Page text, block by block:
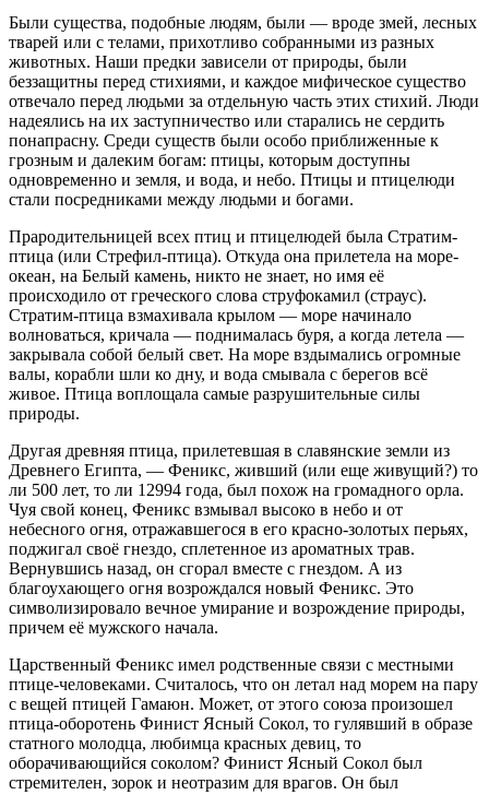
Были существа, подобные людям, были — вроде змей, лесных
тварей или с телами, прихотливо собранными из разных
животных. Наши предки зависели от природы, были
беззащитны перед стихиями, и каждое мифическое существо
отвечало перед людьми за отдельную часть этих стихий. Люди
надеялись на их заступничество или старались не сердить
понапрасну. Среди существ были особо приближенные к
грозным и далеким богам: птицы, которым доступны
одновременно и земля, и вода, и небо. Птицы и птицелюди
стали посредниками между людьми и богами.
Прародительницей всех птиц и птицелюдей была Стратим-
птица (или Стрефил-птица). Откуда она прилетела на море-
океан, на Белый камень, никто не знает, но имя её
происходило от греческого слова струфокамил (страус).
Стратим-птица взмахивала крылом — море начинало
волноваться, кричала — поднималась буря, а когда летела —
закрывала собой белый свет. На море вздымались огромные
валы, корабли шли ко дну, и вода смывала с берегов всё
живое. Птица воплощала самые разрушительные силы
природы.
Другая древняя птица, прилетевшая в славянские земли из
Древнего Египта, — Феникс, живший (или еще живущий?) то
ли 500 лет, то ли 12994 года, был похож на громадного орла.
Чуя свой конец, Феникс взмывал высоко в небо и от
небесного огня, отражавшегося в его красно-золотых перьях,
поджигал своё гнездо, сплетенное из ароматных трав.
Вернувшись назад, он сгорал вместе с гнездом. А из
благоухающего огня возрождался новый Феникс. Это
символизировало вечное умирание и возрождение природы,
причем её мужского начала.
Царственный Феникс имел родственные связи с местными
птице-человеками. Считалось, что он летал над морем на пару
с вещей птицей Гамаюн. Может, от этого союза произошел
птица-оборотень Финист Ясный Сокол, то гулявший в образе
статного молодца, любимца красных девиц, то
оборачивающийся соколом? Финист Ясный Сокол был
стремителен, зорок и неотразим для врагов. Он был